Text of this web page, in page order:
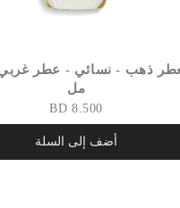
مل
8.500 BD
أضف إلى السلة